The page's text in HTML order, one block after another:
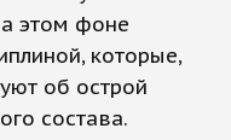
этом фоне
которые,
об острой
состава.